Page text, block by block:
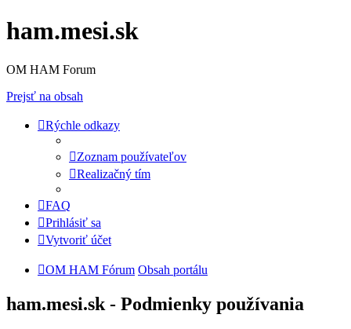
ham.mesi.sk
OM HAM Forum
Prejsť na obsah
Rýchle odkazy
Zoznam používateľov
Realizačný tím
FAQ
Prihlásiť sa
Vytvoriť účet
OM HAM Fórum Obsah portálu
ham.mesi.sk - Podmienky používania